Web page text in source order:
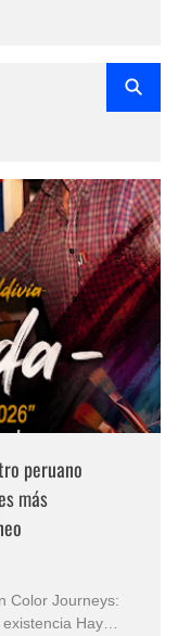
peruano
más
Color Journeys:
Hay